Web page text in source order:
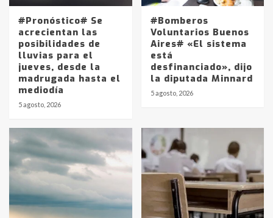
#Pronóstico# Se
acrecientan las
posibilidades de
lluvias para el
jueves, desde la
madrugada hasta el
mediodía
5 agosto, 2026
#Bomberos
Voluntarios Buenos
Aires# «El sistema
está
desfinanciado», dijo
la diputada Minnard
5 agosto, 2026
pampeanos que fueron
protagonistas del fatal accidente
en la mañana del lunes
Accidente en Ruta 5: falleció un
joven de Trenque Lauquen